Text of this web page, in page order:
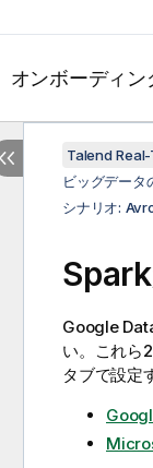
オンボーディン
Talend
ビッグデータ
シナリオ:
Google
い。これら
タブで設定